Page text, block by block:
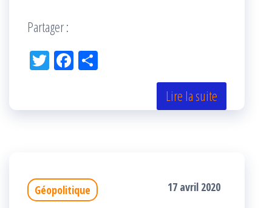
Partager :
Tw Fac
k r
Lire la suite
Géopolitique 17 avril 2020